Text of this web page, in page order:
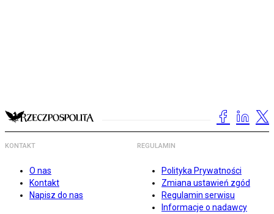
KONTAKT
O nas
Kontakt
Napisz do nas
REGULAMIN
Polityka Prywatności
Zmiana ustawień zgód
Regulamin serwisu
Informacje o nadawcy